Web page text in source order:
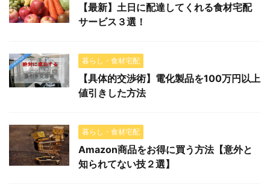
【最新】土日に配達してくれる食材宅配
サービス３選！
暮らし・食材宅配
【具体的交渉術】電化製品を100万円以上
値引きした方法
暮らし・食材宅配
Amazon商品をお得に買う方法【意外と
知られてない技２選】